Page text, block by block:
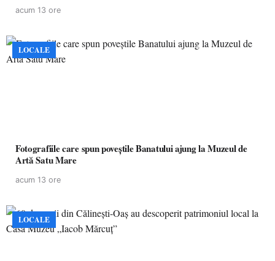
acum 13 ore
LOCALE
Fotografiile care spun poveștile Banatului ajung la Muzeul de
Artă Satu Mare
acum 13 ore
LOCALE